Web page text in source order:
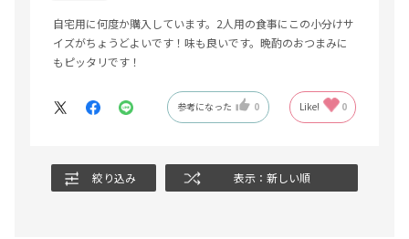
自宅用に何度か購入しています。2人用の食事にこの小分けサ
イズがちょうどよいです！味も良いです。晩酌のおつまみに
もピッタリです！
参考になった 0 Like! 0
絞り込み 表示：新しい順